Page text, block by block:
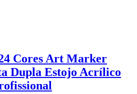
Cores Art Marker
Dupla Estojo Acrílico